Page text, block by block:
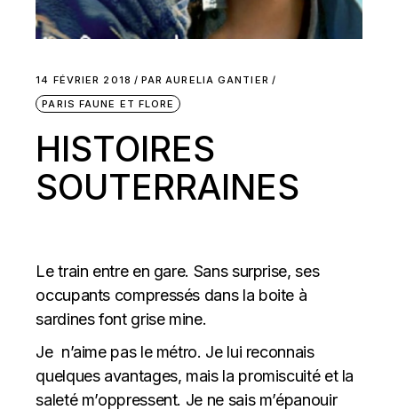
14 FÉVRIER 2018 PAR AURELIA GANTIER
PARIS FAUNE ET FLORE
HISTOIRES
SOUTERRAINES
Le train entre en gare. Sans surprise, ses
occupants compressés dans la boite à
sardines font grise mine.
Je n’aime pas le métro. Je lui reconnais
quelques avantages, mais la promiscuité et la
saleté m’oppressent. Je ne sais m’épanouir